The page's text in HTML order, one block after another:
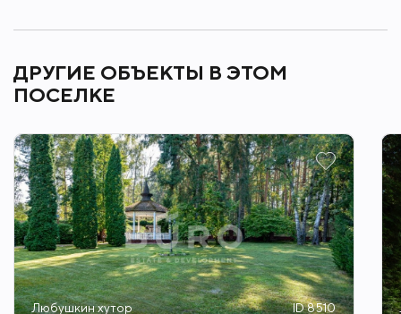
ДРУГИЕ ОБЪЕКТЫ В ЭТОМ
ПОСЕЛКЕ
Любушкин хутор ID 8510